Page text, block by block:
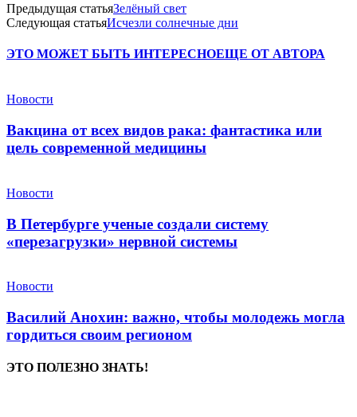
Предыдущая статьяЗелёный свет
Следующая статьяИсчезли солнечные дни
ЭТО МОЖЕТ БЫТЬ ИНТЕРЕСНОЕЩЕ ОТ АВТОРА
Новости
Вакцина от всех видов рака: фантастика или
цель современной медицины
Новости
В Петербурге ученые создали систему
«перезагрузки» нервной системы
Новости
Василий Анохин: важно, чтобы молодежь могла
гордиться своим регионом
ЭТО ПОЛЕЗНО ЗНАТЬ!